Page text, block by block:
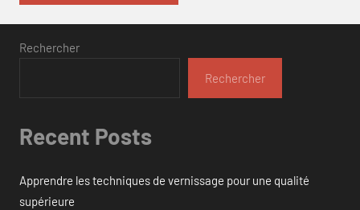
Rechercher
Rechercher
Recent Posts
Apprendre les techniques de vernissage pour une qualité
supérieure